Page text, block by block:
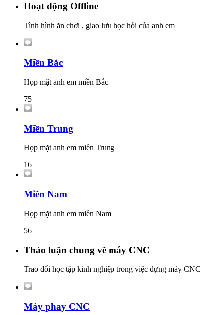
Hoạt động Offline
Tình hình ăn chơi , giao lưu học hỏi của anh em
Miền Bắc
Họp mặt anh em miền Bắc
75
Miền Trung
Họp mặt anh em miền Trung
16
Miền Nam
Họp mặt anh em miền Nam
56
Thảo luận chung về máy CNC
Trao đổi học tập kinh nghiệp trong việc dựng máy CNC
Máy phay CNC